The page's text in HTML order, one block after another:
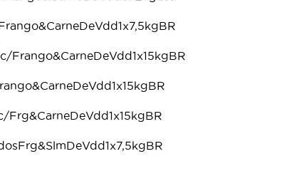
Frango&CarneDeVdd1x15kgBR
Frg&CarneDeVdd1x15kgBR